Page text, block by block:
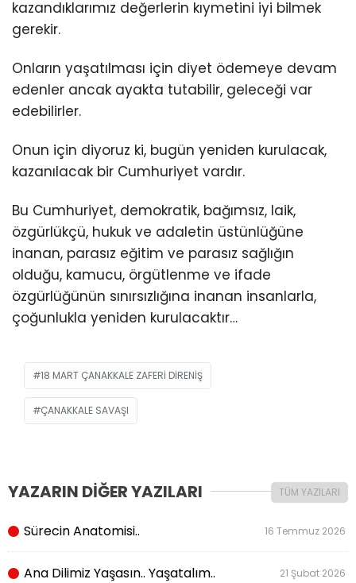
kazandıklarımız değerlerin kıymetini iyi bilmek
gerekir.
Onların yaşatılması için diyet ödemeye devam
edenler ancak ayakta tutabilir, geleceği var
edebilirler.
Onun için diyoruz ki, bugün yeniden kurulacak,
kazanılacak bir Cumhuriyet vardır.
Bu Cumhuriyet, demokratik, bağımsız, laik,
özgürlükçü, hukuk ve adaletin üstünlüğüne
inanan, parasız eğitim ve parasız sağlığın
olduğu, kamucu, örgütlenme ve ifade
özgürlüğünün sınırsızlığına inanan insanlarla,
çoğunlukla yeniden kurulacaktır…
18 MART ÇANAKKALE ZAFERI DIRENIŞ
ÇANAKKALE SAVAŞI
YAZARIN DİĞER YAZILARI TÜM YAZILARI
Sürecin Anatomisi.. 16 Temmuz 2026
Ana Dilimiz Yaşasın.. Yaşatalım.. 21 Şubat 2026